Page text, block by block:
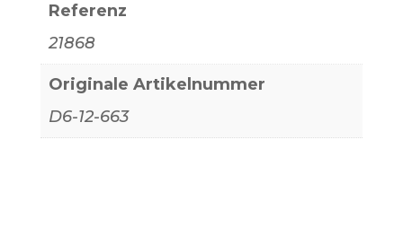
Referenz
21868
Originale Artikelnummer
D6-12-663